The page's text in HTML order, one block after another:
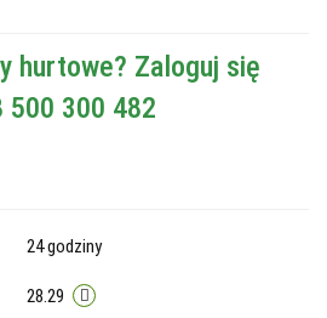
hurtowe? Zaloguj się
500 300 482
24 godziny
28.29